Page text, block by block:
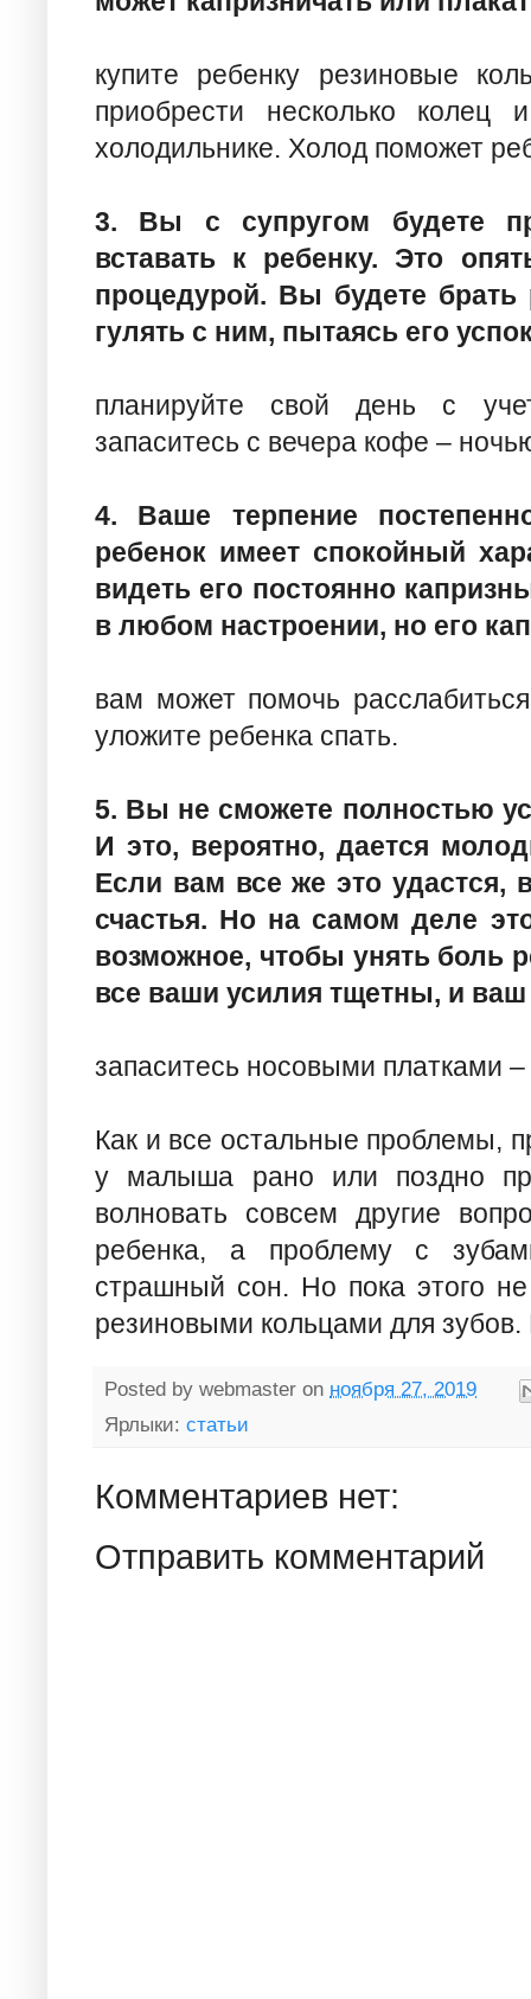
купите ребенку резиновые
приобрести несколько
холодильнике. Холод поможет
3. Вы с супругом будете
вставать к ребенку. Это
процедурой. Вы будете брать
гулять с ним, пытаясь его
планируйте свой день с
запаситесь с вечера кофе –
4. Ваше терпение
ребенок имеет спокойный
видеть его постоянно
в любом настроении, но его
вам может помочь
уложите ребенка спать.
5. Вы не сможете полностью
И это, вероятно, дается
Если вам все же это удастся,
счастья. Но на самом деле
возможное, чтобы унять боль
все ваши усилия тщетны, и ваш
запаситесь носовыми платками
Как и все остальные проблемы,
у малыша рано или поздно
волновать совсем другие
ребенка, а проблему с
страшный сон. Но пока этого
резиновыми кольцами для
Posted by webmaster on ноября 27, 2019
Ярлыки: статьи
Комментариев нет:
Отправить комментарий